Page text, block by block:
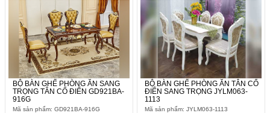
BỘ BÀN GHẾ PHÒNG ĂN SANG
TRỌNG TÂN CỔ ĐIỂN GD921BA-
916G
Mã sản phẩm: GD921BA-916G
BỘ BÀN GHẾ PHÒNG ĂN TÂN CỔ
ĐIỂN SANG TRỌNG JYLM063-
1113
Mã sản phẩm: JYLM063-1113